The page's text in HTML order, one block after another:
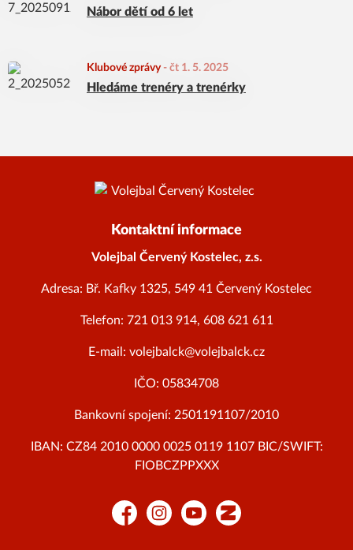
Nábor dětí od 6 let
Klubové zprávy- čt 1. 5. 2025
Hledáme trenéry a trenérky
Kontaktní informace
Volejbal Červený Kostelec, z.s.
Adresa: Bř. Kafky 1325, 549 41 Červený Kostelec
Telefon: 721 013 914, 608 621 611
E-mail: volejbalck@volejbalck.cz
IČO: 05834708
Bankovní spojení: 2501191107/2010
IBAN: CZ84 2010 0000 0025 0119 1107 BIC/SWIFT:
FIOBCZPPXXX
FacebookInstagramYouTubeZonerama